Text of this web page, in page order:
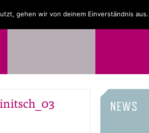
NEWS SHOP
NEWS
gehen wir von deinem Einverständnis aus.